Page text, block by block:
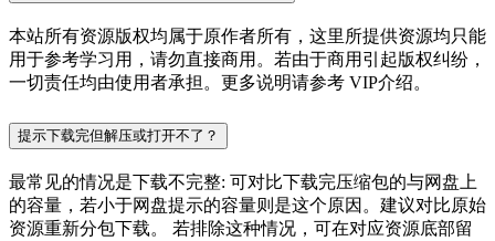
本站所有资源版权均属于原作者所有，这里所提供资源均只能
用于参考学习用，请勿直接商用。若由于商用引起版权纠纷，
一切责任均由使用者承担。更多说明请参考 VIP介绍。
提示下载完但解压或打开不了？
最常见的情况是下载不完整: 可对比下载完压缩包的与网盘上
的容量，若小于网盘提示的容量则是这个原因。建议对比原始
资源重新分包下载。 若排除这种情况，可在对应资源底部留